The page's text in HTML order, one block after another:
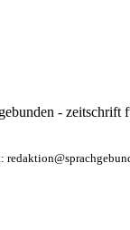
- zeitschrift